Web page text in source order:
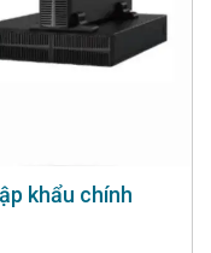
khẩu chính